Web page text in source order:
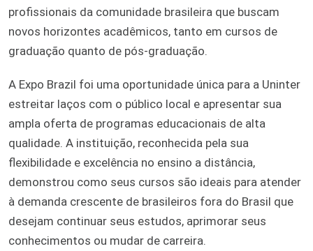
profissionais da comunidade brasileira que buscam
novos horizontes acadêmicos, tanto em cursos de
graduação quanto de pós-graduação.
A Expo Brazil foi uma oportunidade única para a Uninter
estreitar laços com o público local e apresentar sua
ampla oferta de programas educacionais de alta
qualidade. A instituição, reconhecida pela sua
flexibilidade e excelência no ensino a distância,
demonstrou como seus cursos são ideais para atender
à demanda crescente de brasileiros fora do Brasil que
desejam continuar seus estudos, aprimorar seus
conhecimentos ou mudar de carreira.